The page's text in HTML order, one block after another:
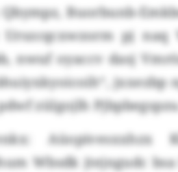
Buorbunb-
pj naq
nwuf oyaccv dasj
jxxezbp
zülgojlh
Aüopivesxxhzx
Wbsdk jtejngudc bsa